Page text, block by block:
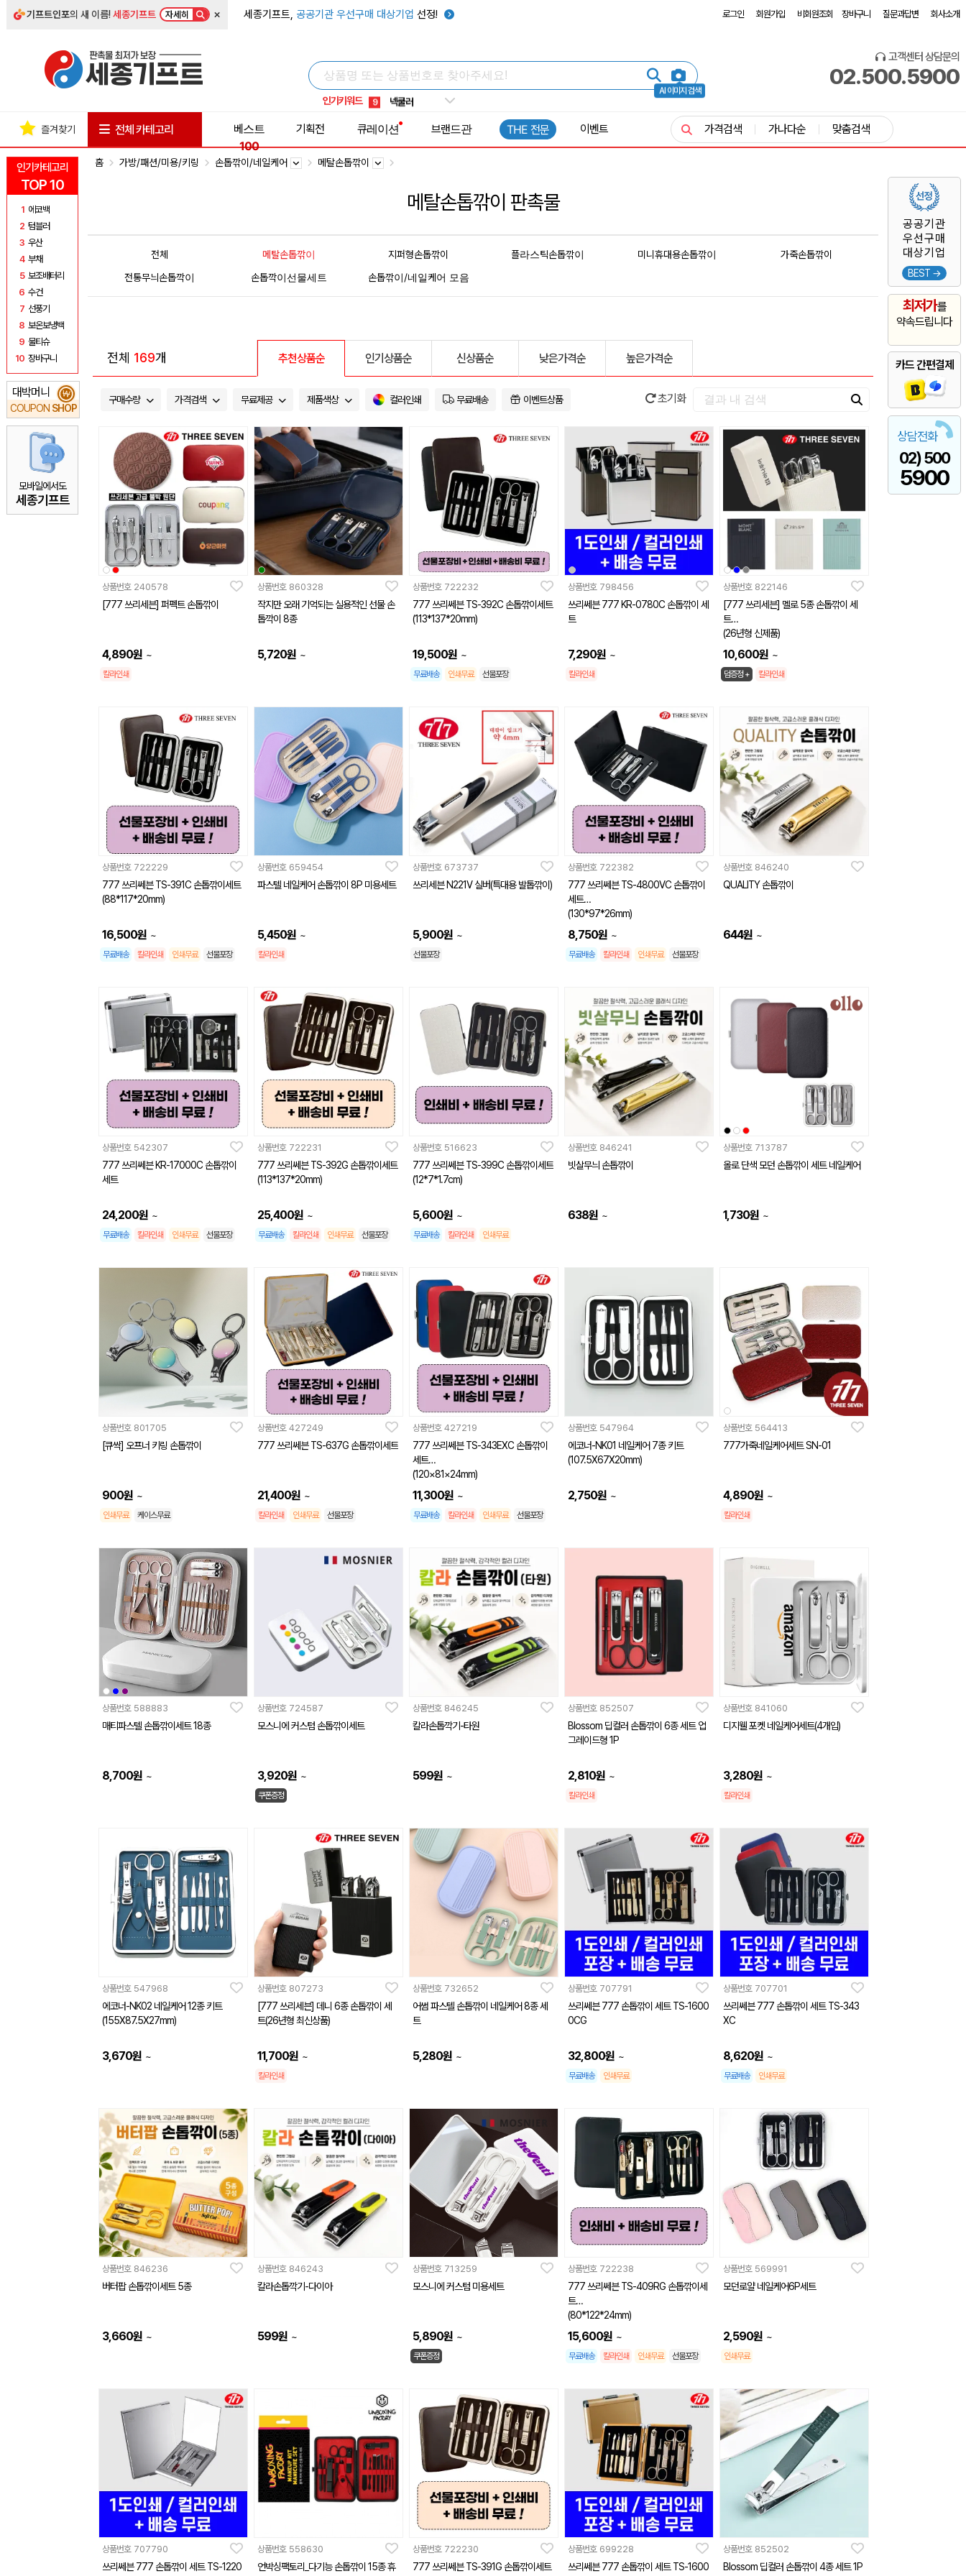
기프트인포의 새 이름!세종기프트 자세히 × 세종기프트, 공공기관 우선구매 대상기업 선정! 로그인 회원가입 비회원조회 장바구니 질문과답변 회사소개
AI 이미지 검색
인기키워드
키캡
8 쿨토시
9 넥쿨러
10 타포린가방
1
고객센터 상담문의
02.500.5900
인기카테고리
TOP 10
1 에코백
2 텀블러
3 우산
4 부채
5 보조배터리
6 수건
7 선풍기
8 보온보냉백
9 물티슈
10 장바구니
대박머니
COUPON SHOP
₩
모바일에서도
세종기프트
공공기관
우선구매
대상기업
BEST →
최저가를
약속드립니다
카드 간편결제
상담전화
02) 500
5900
즐겨찾기 전체 카테고리
베스트
100
기획전 큐레이션 브랜드관 THE 전문 이벤트 가격검색 가나다순 맞춤검색
홈 가방/패션/미용/키링 손톱깎이/네일케어 메탈손톱깎이
메탈손톱깎이 판촉물
전체 메탈손톱깎이 지퍼형손톱깎이 플라스틱손톱깎이 미니휴대용손톱깎이
가죽손톱깎이
전통무늬손톱깍이
손톱깍이선물세트 손톱깎이/네일케어 모음
전체 169개 추천상품순 인기상품순 신상품순 낮은가격순 높은가격순
구매수량 가격검색 무료제공 제품색상 컬러인쇄 무료배송 이벤트상품 초기화
상품번호 240578
[777 쓰리세븐] 퍼펙트 손톱깎이
4,890원 ~
칼라인쇄
상품번호 860328
작지만 오래 기억되는 실용적인 선물 손
톱깍이 8종
5,720원 ~
상품번호 722232
777 쓰리쎄븐 TS-392C 손톱깎이세트
(113*137*20mm)
19,500원 ~
무료배송 인쇄무료 선물포장
상품번호 798456
쓰리쎄븐 777 KR-0780C 손톱깎이 세
트
7,290원 ~
칼라인쇄
상품번호 822146
[777 쓰리세븐] 멜로 5종 손톱깎이 세
트
(26년형 신제품)
10,600원 ~
덤증정 + 칼라인쇄
상품번호 722229
777 쓰리쎄븐 TS-391C 손톱깎이세트
(88*117*20mm)
16,500원 ~
무료배송 칼라인쇄 인쇄무료 선물포장
상품번호 659454
파스텔 네일케어 손톱깎이 8P 미용세트
5,450원 ~
칼라인쇄
상품번호 673737
쓰리세븐 N221V 실버(특대용 발톱깎이)
5,900원 ~
선물포장
상품번호 722382
777 쓰리쎄븐 TS-4800VC 손톱깎이
세트
(130*97*26mm)
8,750원 ~
무료배송 칼라인쇄 인쇄무료 선물포장
상품번호 846240
QUALITY 손톱깎이
644원 ~
상품번호 542307
777 쓰리쎄븐 KR-17000C 손톱깎이
세트
24,200원 ~
무료배송 칼라인쇄 인쇄무료 선물포장
상품번호 722231
777 쓰리쎄븐 TS-392G 손톱깎이세트
(113*137*20mm)
25,400원 ~
무료배송 칼라인쇄 인쇄무료 선물포장
상품번호 516623
777 쓰리쎄븐 TS-399C 손톱깎이세트
(12*7*1.7cm)
5,600원 ~
무료배송 칼라인쇄 인쇄무료
상품번호 846241
빗살무늬 손톱깎이
638원 ~
상품번호 713787
올로 단색 모던 손톱깎이 세트 네일케어
1,730원 ~
상품번호 801705
[큐싹] 오프너 키링 손톱깎이
900원 ~
인쇄무료 케이스무료
상품번호 427249
777 쓰리쎄븐 TS-637G 손톱깎이세트
21,400원 ~
칼라인쇄 인쇄무료 선물포장
상품번호 427219
777 쓰리쎄븐 TS-343EXC 손톱깎이
세트
(120×81×24mm)
11,300원 ~
무료배송 칼라인쇄 인쇄무료 선물포장
상품번호 547964
에코너-NK01 네일케어 7종 키트
(107.5X67X20mm)
2,750원 ~
상품번호 564413
777가죽네일케어세트 SN-01
4,890원 ~
칼라인쇄
상품번호 588883
매티파스텔 손톱깎이세트 18종
8,700원 ~
상품번호 724587
모스니에 커스텀 손톱깎이세트
3,920원 ~
쿠폰증정
상품번호 846245
칼라손톱깍기-타원
599원 ~
상품번호 852507
Blossom 딥컬러 손톱깎이 6종 세트 업
그레이드형 1P
2,810원 ~
칼라인쇄
상품번호 841060
디지웰 포켓 네일케어세트(4개입)
3,280원 ~
칼라인쇄
상품번호 547968
에코너-NK02 네일케어 12종 키트
(155X87.5X27mm)
3,670원 ~
상품번호 807273
[777 쓰리세븐] 데니 6종 손톱깎이 세
트(26년형 최신상품)
11,700원 ~
칼라인쇄
상품번호 732652
어썸 파스텔 손톱깎이 네일케어 8종 세
트
5,280원 ~
상품번호 707791
쓰리쎄븐 777 손톱깎이 세트 TS-1600
0CG
32,800원 ~
무료배송 인쇄무료
상품번호 707701
쓰리쎄븐 777 손톱깎이 세트 TS-343
XC
8,620원 ~
무료배송 인쇄무료
상품번호 846236
버터팝 손톱깎이세트 5종
3,660원 ~
상품번호 846243
칼라손톱깍기-다이아
599원 ~
상품번호 713259
모스니에 커스텀 미용세트
5,890원 ~
쿠폰증정
상품번호 722238
777 쓰리쎄븐 TS-409RG 손톱깎이세
트
(80*122*24mm)
15,600원 ~
무료배송 칼라인쇄 인쇄무료 선물포장
상품번호 569991
모던로얄 네일케어6P세트
2,590원 ~
인쇄무료
상품번호 707790
쓰리쎄븐 777 손톱깎이 세트 TS-1220
상품번호 558630
언박싱팩토리_다기능 손톱깎이 15종 휴
상품번호 722230
777 쓰리쎄븐 TS-391G 손톱깎이세트
상품번호 699228
쓰리쎄븐 777 손톱깎이 세트 TS-1600
상품번호 852502
Blossom 딥컬러 손톱깎이 4종 세트 1P